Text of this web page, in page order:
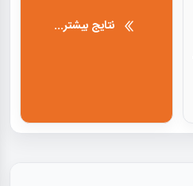
نتایج بیشتر...